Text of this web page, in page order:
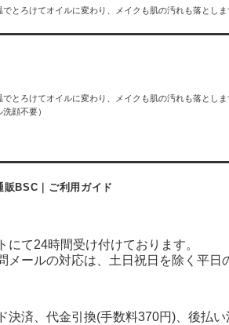
とろけてオイルに変わり、メイクも肌の汚れも落とし
とろけてオイルに変わり、メイクも肌の汚れも落としま
顔不要）
販BSC｜ご利用ガイド
て24時間受け付けております。
ールの対応は、土日祝日を除く平日
決済、代金引換(手数料370円)、後払